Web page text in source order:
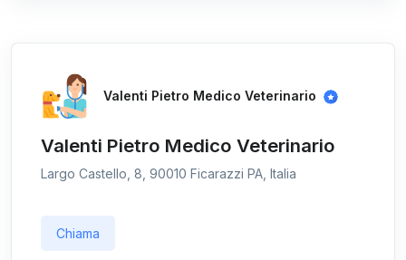
Valenti Pietro Medico Veterinario
Valenti Pietro Medico Veterinario
Largo Castello, 8, 90010 Ficarazzi PA, Italia
Chiama